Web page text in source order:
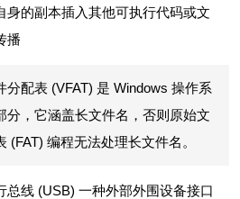
身的副本插入其他可执行代码或文
播
分配表 (VFAT) 是 Windows 操作系
分，它涵盖长文件名，否则原始文
(FAT) 编程无法处理长文件名。
总线 (USB) 一种外部外围设备接口